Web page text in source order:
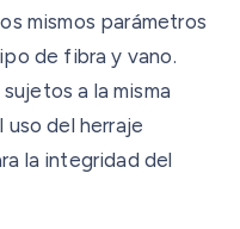
mismos parámetros
de fibra y vano.
a la misma
del herraje
la integridad del